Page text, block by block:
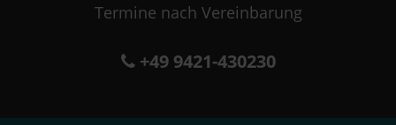
Termine nach Vereinbarung
+49 9421-430230